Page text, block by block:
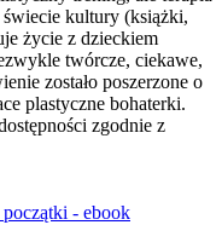
kultury (książki,
życie z dzieckiem
twórcze, ciekawe,
zostało poszerzone o
plastyczne bohaterki.
zgodnie z